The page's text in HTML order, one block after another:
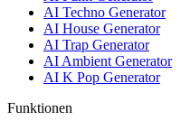
AI Techno Generator
AI House Generator
AI Trap Generator
AI Ambient Generator
AI K Pop Generator
Funktionen